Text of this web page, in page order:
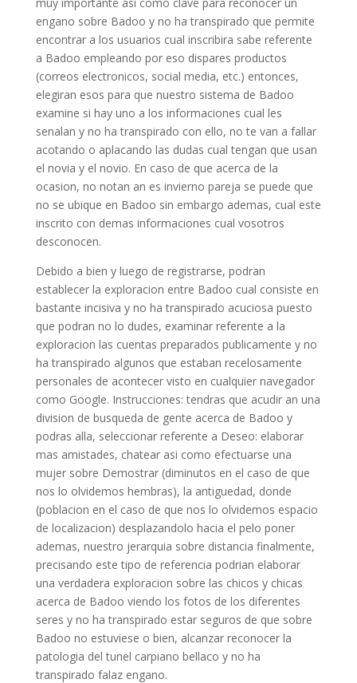
engano sobre Badoo y no ha transpirado que permite
encontrar a los usuarios cual inscribira sabe referente
a Badoo empleando por eso dispares productos
(correos electronicos, social media, etc.) entonces,
elegiran esos para que nuestro sistema de Badoo
examine si hay uno a los informaciones cual les
senalan y no ha transpirado con ello, no te van a fallar
acotando o aplacando las dudas cual tengan que usan
el novia y el novio. En caso de que acerca de la
ocasion, no notan an es invierno pareja se puede que
no se ubique en Badoo sin embargo ademas, cual este
inscrito con demas informaciones cual vosotros
desconocen.
Debido a bien y luego de registrarse, podran
establecer la exploracion entre Badoo cual consiste en
bastante incisiva y no ha transpirado acuciosa puesto
que podran no lo dudes, examinar referente a la
exploracion las cuentas preparados publicamente y no
ha transpirado algunos que estaban recelosamente
personales de acontecer visto en cualquier navegador
como Google. Instrucciones: tendras que acudir an una
division de busqueda de gente acerca de Badoo y
podras alla, seleccionar referente a Deseo: elaborar
mas amistades, chatear asi­ como efectuarse una
mujer sobre Demostrar (diminutos en el caso de que
nos lo olvidemos hembras), la antiguedad, donde
(poblacion en el caso de que nos lo olvidemos espacio
de localizacion) desplazandolo hacia el pelo poner
ademas, nuestro jerarquia sobre distancia finalmente,
precisando este tipo de referencia podrian elaborar
una verdadera exploracion sobre las chicos y chicas
acerca de Badoo viendo los fotos de los diferentes
seres y no ha transpirado estar seguros de que sobre
Badoo no estuviese o bien, alcanzar reconocer la
patologi­a del tunel carpiano bellaco y no ha
transpirado falaz engano.